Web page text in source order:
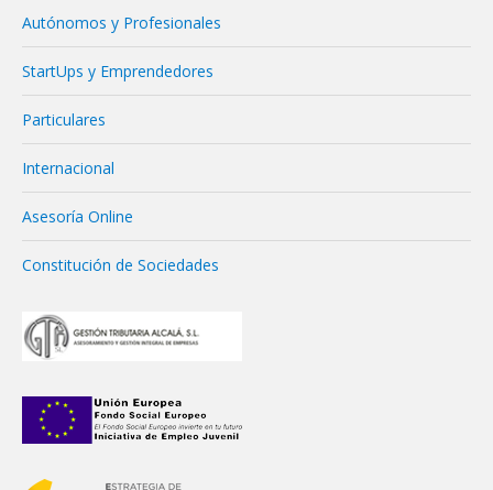
Autónomos y Profesionales
StartUps y Emprendedores
Particulares
Internacional
Asesoría Online
Constitución de Sociedades